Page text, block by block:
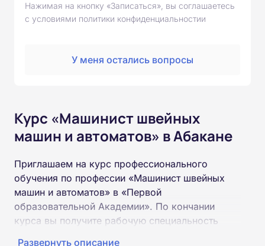
Нажимая на кнопку «Записаться», вы соглашаетесь
с условиями политики конфиденциальностии
У меня остались вопросы
Курс «Машинист швейных
машин и автоматов» в Абакане
Приглашаем на курс профессионального
обучения по профессии «Машинист швейных
машин и автоматов» в «Первой
образовательной Академии». По кончании
курса вы получите рабочую специальность
Развернуть описание